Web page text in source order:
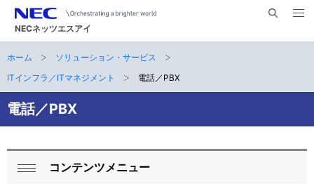
NECネッツエスアイ
メ
ナ
ビ
ゲ
ー
シ
サ
イ
ト
の
ホーム
ソリューション・サービス
ITインフラ／ITマネジメント
電話／PBX
電話／PBX
ロ
コンテンツメニュー